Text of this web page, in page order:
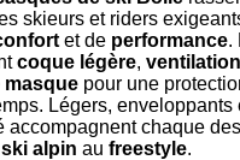
skieurs et riders
et de performance.
coque légère,
pour une
Légers, enveloppants
accompagnent chaque
ski alpin au freestyle.